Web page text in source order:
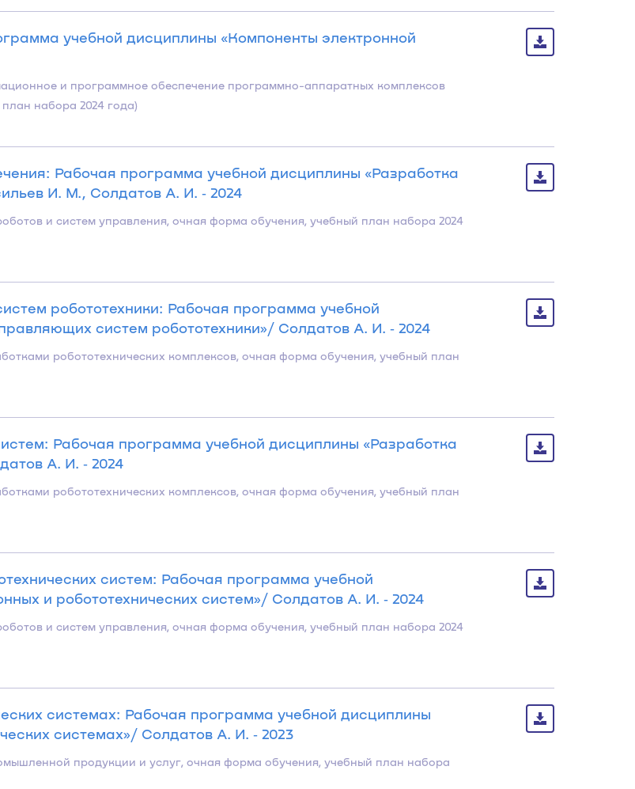
учебной дисциплины «Компоненты электронной
и программное обеспечение программно-аппаратных комплексов
набора 2024 года)
Рабочая программа учебной дисциплины «Разработка
И. М., Солдатов А. И. ‐ 2024
и систем управления, очная форма обучения, учебный план набора 2024
робототехники: Рабочая программа учебной
систем робототехники»/ Солдатов А. И. ‐ 2024
робототехнических комплексов, очная форма обучения, учебный план
Рабочая программа учебной дисциплины «Разработка
А. И. ‐ 2024
робототехнических комплексов, очная форма обучения, учебный план
систем: Рабочая программа учебной
и робототехнических систем»/ Солдатов А. И. ‐ 2024
и систем управления, очная форма обучения, учебный план набора 2024
системах: Рабочая программа учебной дисциплины
системах»/ Солдатов А. И. ‐ 2023
продукции и услуг, очная форма обучения, учебный план набора